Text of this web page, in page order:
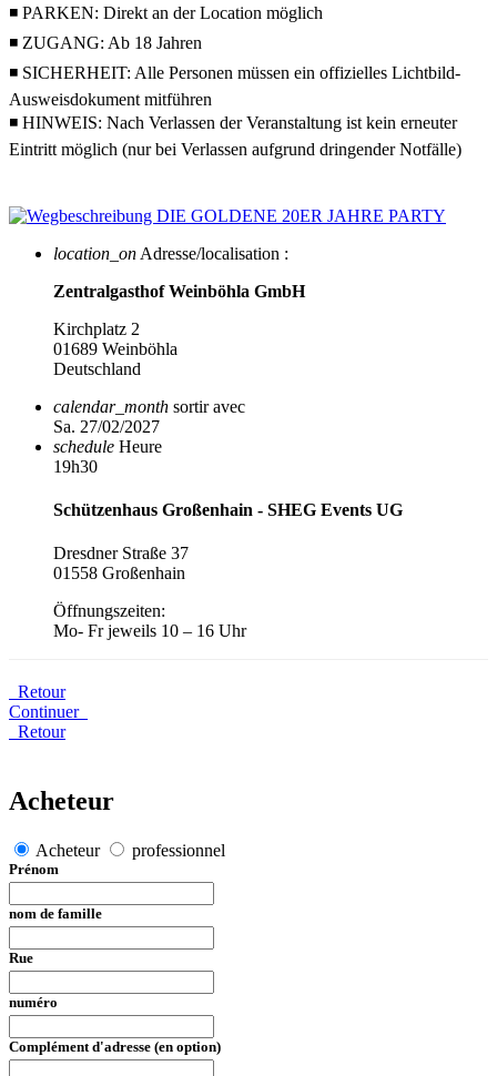
◾ PARKEN: Direkt an der Location möglich
◾ ZUGANG: Ab 18 Jahren
◾ SICHERHEIT: Alle Personen müssen ein offizielles Lichtbild-
Ausweisdokument mitführen
◾ HINWEIS: Nach Verlassen der Veranstaltung ist kein erneuter
Eintritt möglich (nur bei Verlassen aufgrund dringender Notfälle)
location_on Adresse/localisation :
Zentralgasthof Weinböhla GmbH
Kirchplatz 2
01689 Weinböhla
Deutschland
calendar_month sortir avec
Sa. 27/02/2027
schedule Heure
19h30
Schützenhaus Großenhain - SHEG Events UG
Dresdner Straße 37
01558 Großenhain
Öffnungszeiten:
Mo- Fr jeweils 10 – 16 Uhr
Retour
Continuer
Retour
Acheteur
Acheteur professionnel
Prénom
nom de famille
Rue
numéro
Complément d'adresse (en option)